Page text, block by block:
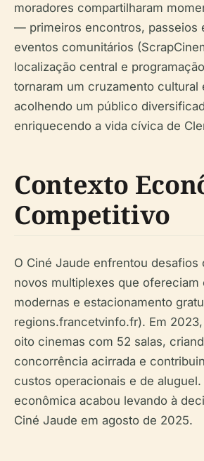
moradores compartilharam
— primeiros encontros, passeios
eventos comunitários
localização central e
tornaram um cruzamento cultural
acolhendo um público
enriquecendo a vida cívica de
Contexto
Competitivo
O Ciné Jaude enfrentou desafios
novos multiplexes que ofereciam
modernas e estacionamento
regions.francetvinfo.fr). Em
oito cinemas com 52 salas,
concorrência acirrada e
custos operacionais e de aluguel.
econômica acabou levando à
Ciné Jaude em agosto de 2025.